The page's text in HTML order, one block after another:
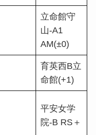
立命館守
山-A1
AM(±0)
育英西B立
命館(+1)
平安女学
院-B RS＋